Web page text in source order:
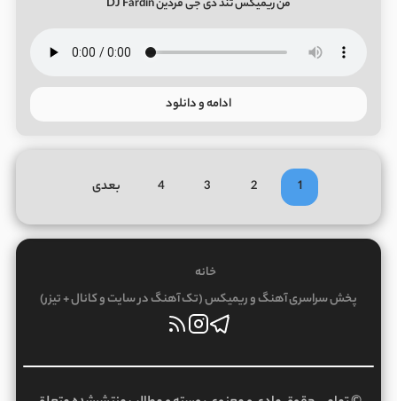
من ریمیکس تند دی جی فردین DJ Fardin
ادامه و دانلود
1
2
3
4 بعدی
خانه
پخش سراسری آهنگ و ریمیکس (تک آهنگ در سایت و کانال + تیزر)